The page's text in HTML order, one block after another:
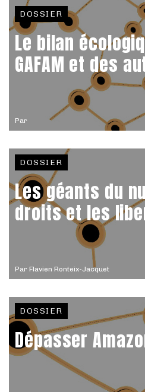
Par
DOSSIER
Le bilan
GAFAM et des
Par Flavien Ronteix-Jacquet
DOSSIER
Les géants du
droits et les
DOSSIER
Dépasser